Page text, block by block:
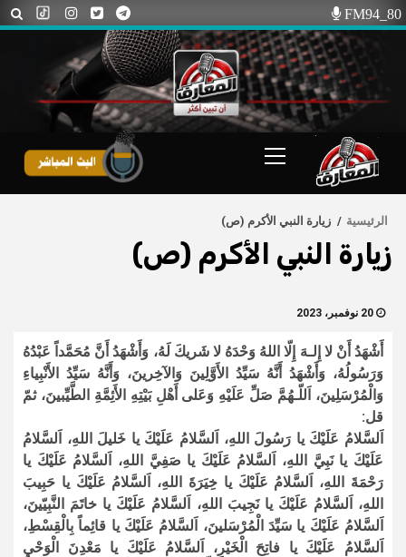
Skip
to
content
FM94_80
Menu
الرئيسية زيارة النبي الأكرم (ص)
زيارة النبي الأكرم (ص)
أَشْهَدُ أَنْ لا إِلـهَ إِلّا اللهُ وَحْدَهُ لا شَريكَ لَهُ، وَأَشْهَدُ أَنَّ مُحَمَّداً عَبْدُهُ
وَرَسُولُهُ، وَأَشْهَدُ أَنَّهُ سَيِّدُ الأَوَّلِينَ وَالآخِرينَ، وَأَنَّهُ سَيِّدُ الأَنْبِياءِ
وَالْمُرْسَلِينَ، اَللّـهُمَّ صَلِّ عَلَيْهِ وَعَلى أَهْلِ بَيْتِهِ الأَئِمَّةِ الطَّيِّبينَ، ثمّ
قل:
اَلسَّلامُ عَلَيْكَ يا رَسُولَ اللهِ، اَلسَّلامُ عَلَيْكَ يا خَليلَ اللهِ، اَلسَّلامُ
عَلَيْكَ يا نَبِيَّ اللهِ، اَلسَّلامُ عَلَيْكَ يا صَفِيَّ اللهِ، اَلسَّلامُ عَلَيْكَ يا
رَحْمَةَ اللهِ، اَلسَّلامُ عَلَيْكَ يا خِيَرَةَ اللهِ، اَلسَّلامُ عَلَيْكَ يا حَبِيبَ
اللهِ، اَلسَّلامُ عَلَيْكَ يا نَجِيبَ اللهِ، اَلسَّلامُ عَلَيْكَ يا خاتَمَ النَّبِيّينَ،
اَلسَّلامُ عَلَيْكَ يا سَيِّدَ الْمُرْسَلينَ، اَلسَّلامُ عَلَيْكَ يا قائِماً بِالْقِسْطِ،
اَلسَّلامُ عَلَيْكَ يا فاتِحَ الْخَيْرِ، اَلسَّلامُ عَلَيْكَ يا مَعْدِنَ الْوَحْيِ